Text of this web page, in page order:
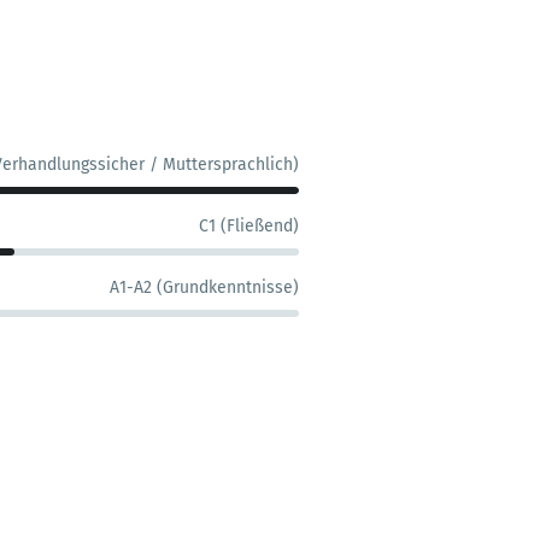
/ Muttersprachlich)
C1 (Fließend)
A1-A2 (Grundkenntnisse)